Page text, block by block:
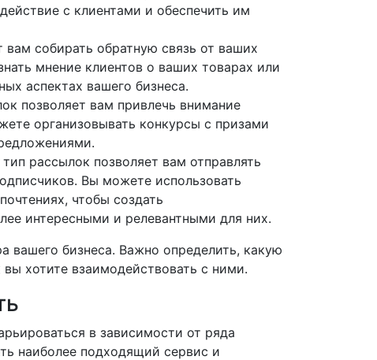
с клиентами и обеспечить им
вам собирать обратную связь от ваших
мнение клиентов о ваших товарах или
аспектах вашего бизнеса.
позволяет вам привлечь внимание
организовывать конкурсы с призами
рассылок позволяет вам отправлять
Вы можете использовать
чтобы создать
интересными и релевантными для них.
вашего бизнеса. Важно определить, какую
хотите взаимодействовать с ними.
в зависимости от ряда
наиболее подходящий сервис и